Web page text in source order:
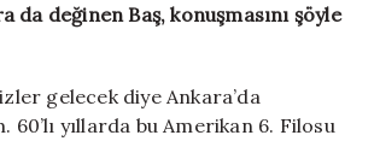
değinen Baş, konuşmasını şöyle
gelecek diye Ankara’da
yıllarda bu Amerikan 6. Filosu